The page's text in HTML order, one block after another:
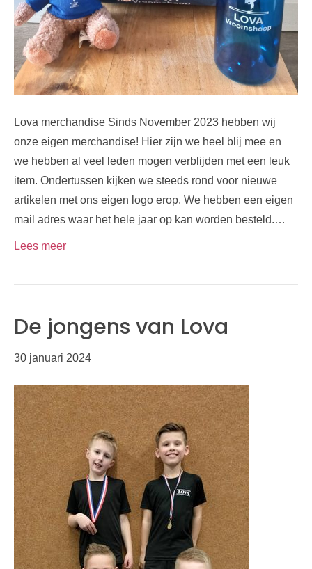
Lova merchandise Sinds November 2023 hebben wij
onze eigen merchandise! Hier zijn we heel blij mee en
we hebben al veel leden mogen verblijden met een leuk
item. Ondertussen kijken we steeds rond voor nieuwe
artikelen met ons eigen logo erop. We hebben een eigen
mail adres waar het hele jaar op kan worden besteld.…
Lees meer
De jongens van Lova
30 januari 2024